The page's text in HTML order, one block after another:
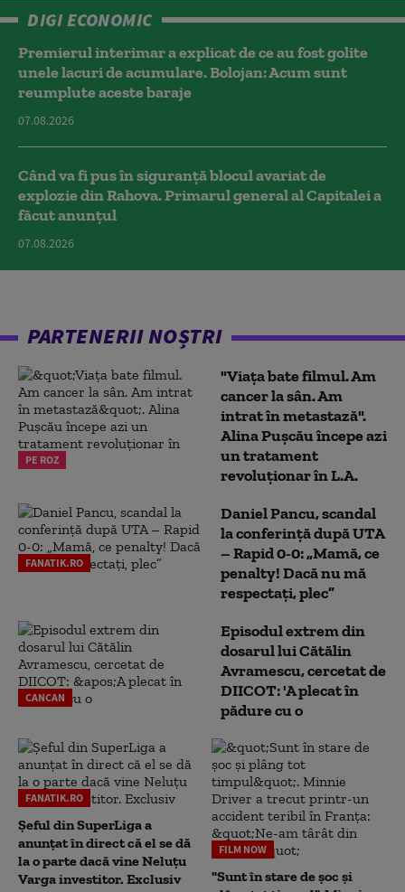
DIGI ECONOMIC
Premierul interimar a explicat de ce au fost golite
unele lacuri de acumulare. Bolojan: Acum sunt
reumplute aceste baraje
07.08.2026
Când va fi pus în siguranță blocul avariat de
explozie din Rahova. Primarul general al Capitalei a
făcut anunțul
07.08.2026
PARTENERII NOȘTRI
PE ROZ
"Viața bate filmul. Am
cancer la sân. Am
intrat în metastază".
Alina Pușcău începe azi
un tratament
revoluționar în L.A.
FANATIK.RO
Daniel Pancu, scandal
la conferință după UTA
– Rapid 0-0: „Mamă, ce
penalty! Dacă nu mă
respectați, plec”
CANCAN
Episodul extrem din
dosarul lui Cătălin
Avramescu, cercetat de
DIICOT: 'A plecat în
pădure cu o
FANATIK.RO
Șeful din SuperLiga a
anunțat în direct că el se dă
la o parte dacă vine Neluțu
Varga investitor. Exclusiv
FILM NOW
"Sunt în stare de șoc și